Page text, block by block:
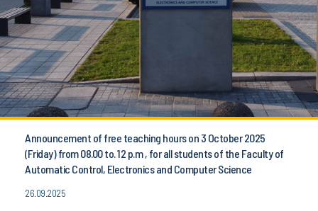
Announcement of free teaching hours on 3 October 2025
(Friday) from 08.00 to. 12 p.m , for all students of the Faculty of
Automatic Control, Electronics and Computer Science
26.09.2025